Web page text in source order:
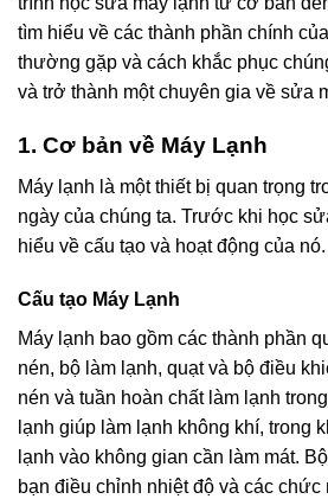
tìm hiểu về các thành phần chính
thường gặp và cách khắc phục
và trở thành một chuyên gia về sửa
1. Cơ bản về Máy Lạnh
Máy lạnh là một thiết bị quan trọng
ngày của chúng ta. Trước khi học
hiểu về cấu tạo và hoạt động của nó.
Cấu tạo Máy Lạnh
Máy lạnh bao gồm các thành phần
nén, bộ làm lạnh, quạt và bộ điều
nén và tuần hoàn chất làm lạnh
lạnh giúp làm lạnh không khí, trong
lạnh vào không gian cần làm mát.
bạn điều chỉnh nhiệt độ và các chức